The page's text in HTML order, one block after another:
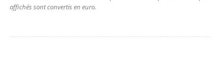
affichés sont convertis en euro.